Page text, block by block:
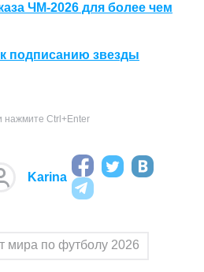
ЧМ-2026 для более чем
подписанию звезды
нажмите Ctrl+Enter
Karina
мира по футболу 2026